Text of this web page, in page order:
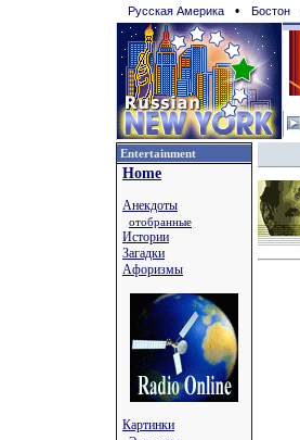
Русская Америка • Бостон
Entertainment
Home
Анекдоты
отобранные
Истории
Загадки
Афоризмы
Картинки